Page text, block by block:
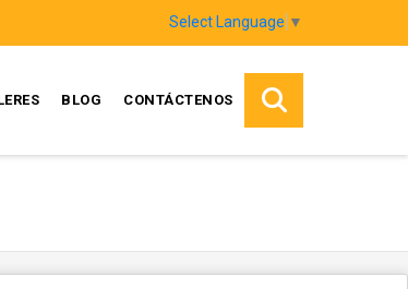
Select Language ▼
BLOG CONTÁCTENOS